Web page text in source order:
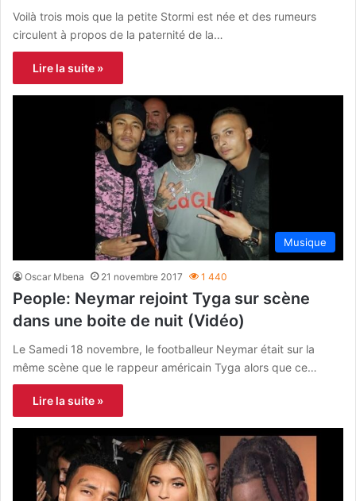
Voilà trois mois que la petite Stormi est née et des rumeurs
circulent à propos de la paternité de la…
Lire la suite »
Musique
Oscar Mbena 21 novembre 2017 1 440
People: Neymar rejoint Tyga sur scène
dans une boite de nuit (Vidéo)
Le Samedi 18 novembre, le footballeur Neymar était sur la
même scène que le rappeur américain Tyga alors que ce…
Lire la suite »